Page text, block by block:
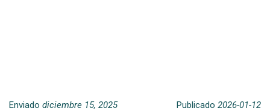
Enviado diciembre 15, 2025 Publicado 2026-01-12